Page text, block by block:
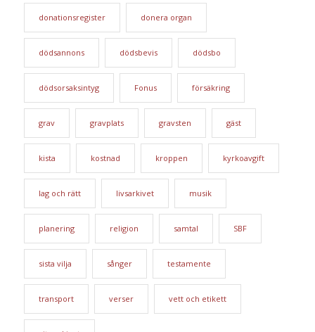
donationsregister donera organ
dödsannons dödsbevis dödsbo
dödsorsaksintyg Fonus försäkring
grav gravplats gravsten gäst
kista kostnad kroppen kyrkoavgift
lag och rätt livsarkivet musik
planering religion samtal SBF
sista vilja sånger testamente
transport verser vett och etikett